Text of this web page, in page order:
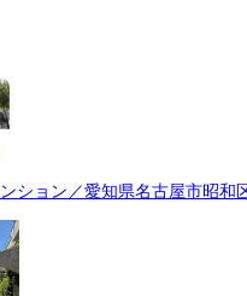
ション／愛知県名古屋市昭和